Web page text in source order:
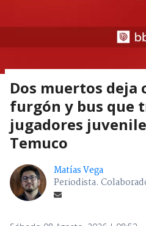
Dos muertos
furgón y bus que
jugadores
Temuco
Matías Vega
Periodista.